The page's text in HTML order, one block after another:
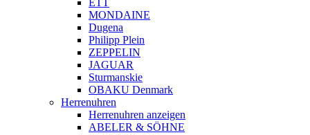
ETT
MONDAINE
Dugena
Philipp Plein
ZEPPELIN
JAGUAR
Sturmanskie
OBAKU Denmark
Herrenuhren
Herrenuhren anzeigen
ABELER & SÖHNE